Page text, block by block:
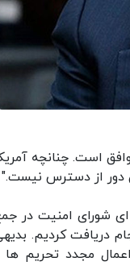
است. چنانچه آمریکا
دور از دسترس نیست."
شورای امنیت در جمع
دریافت کردیم. بدیهی
مجدد تحریم ها و